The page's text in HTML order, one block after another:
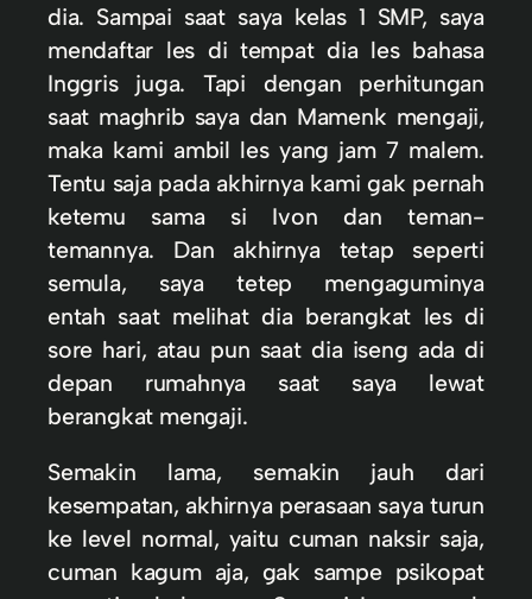
dia. Sampai saat saya kelas 1 SMP, saya
mendaftar les di tempat dia les bahasa
Inggris juga. Tapi dengan perhitungan
saat maghrib saya dan Mamenk mengaji,
maka kami ambil les yang jam 7 malem.
Tentu saja pada akhirnya kami gak pernah
ketemu sama si Ivon dan teman-
temannya. Dan akhirnya tetap seperti
semula, saya tetep mengaguminya
entah saat melihat dia berangkat les di
sore hari, atau pun saat dia iseng ada di
depan rumahnya saat saya lewat
berangkat mengaji.
Semakin lama, semakin jauh dari
kesempatan, akhirnya perasaan saya turun
ke level normal, yaitu cuman naksir saja,
cuman kagum aja, gak sampe psikopat